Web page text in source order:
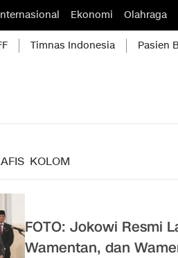
Ekonomi Olahraga
Timnas Indonesia Pasien
KOLOM
FOTO: Jokowi Resmi
Wamentan, dan